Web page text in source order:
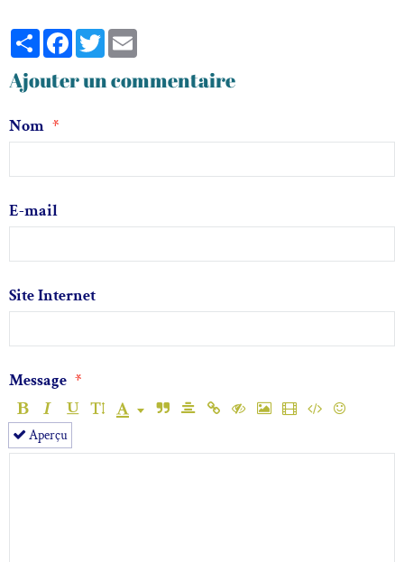
PartagerFacebook
Twitter
Ajouter un commentaire
Nom
E-mail
Site Internet
Message
Aperçu